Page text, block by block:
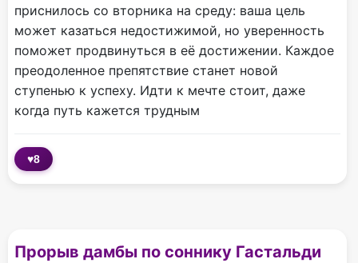
приснилось со вторника на среду: ваша цель
может казаться недостижимой, но уверенность
поможет продвинуться в её достижении. Каждое
преодоленное препятствие станет новой
ступенью к успеху. Идти к мечте стоит, даже
когда путь кажется трудным
♥8
Прорыв дамбы по соннику Гастальди